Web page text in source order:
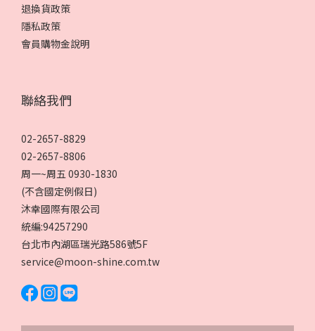
退換貨政策
隱私政策
會員購物金說明
聯絡我們
02-2657-8829
02-2657-8806
周一~周五 0930-1830
(不含國定例假日)
沐幸國際有限公司
統編:94257290
台北市內湖區瑞光路586號5F
service@moon-shine.com.tw